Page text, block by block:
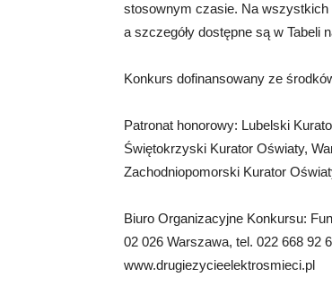
stosownym czasie. Na
a szczegóły dostępne są w Tabeli
Konkurs dofinansowany ze
Patronat honorowy: Lubelski
Świętokrzyski Kurator Oświaty,
Zachodniopomorski Kurator
Biuro Organizacyjne Konkursu:
02 026 Warszawa, tel. 022 668 92
www.drugiezycieelektrosmieci.pl